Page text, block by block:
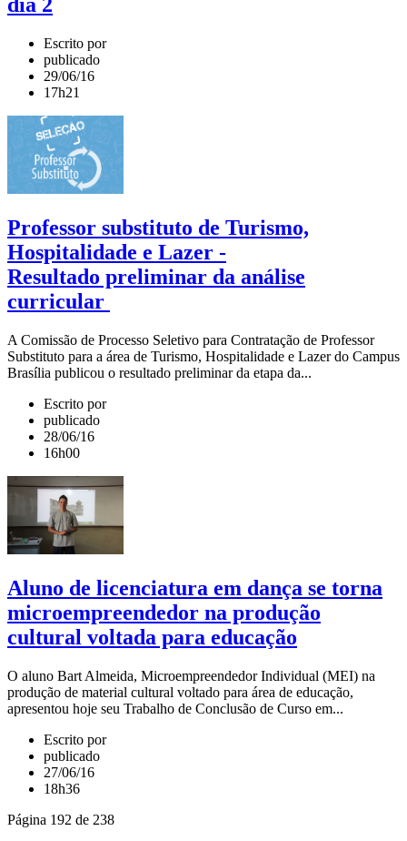
dia 2
Escrito por
publicado
29/06/16
17h21
Professor substituto de Turismo,
Hospitalidade e Lazer -
Resultado preliminar da análise
curricular
A Comissão de Processo Seletivo para Contratação de Professor
Substituto para a área de Turismo, Hospitalidade e Lazer do Campus
Brasília publicou o resultado preliminar da etapa da...
Escrito por
publicado
28/06/16
16h00
Aluno de licenciatura em dança se torna
microempreendedor na produção
cultural voltada para educação
O aluno Bart Almeida, Microempreendedor Individual (MEI) na
produção de material cultural voltado para área de educação,
apresentou hoje seu Trabalho de Conclusão de Curso em...
Escrito por
publicado
27/06/16
18h36
Página 192 de 238